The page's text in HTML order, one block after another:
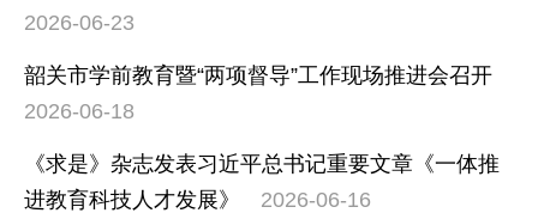
2026-06-23
韶关市学前教育暨“两项督导”工作现场推进会召开
2026-06-18
《求是》杂志发表习近平总书记重要文章《一体推
进教育科技人才发展》
2026-06-16